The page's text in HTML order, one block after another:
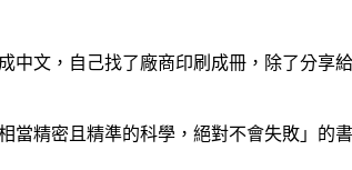
文，自己找了廠商印刷成冊，除了分享
當精密且精準的科學，絕對不會失敗」的書